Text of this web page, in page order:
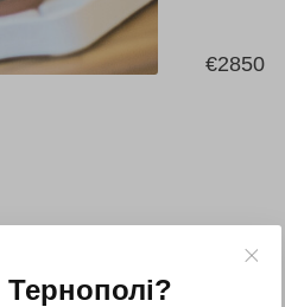
€2850
Тернополі?